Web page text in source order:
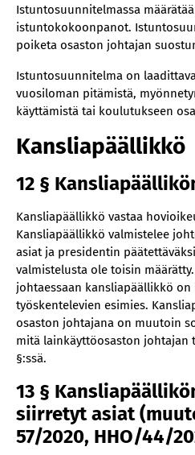
Istuntosuunnitelmassa
istuntokokoonpanot.
poiketa osaston johtajan
Istuntosuunnitelma on
vuosiloman pitämistä,
käyttämistä tai koulutukseen
Kansliapäällikkö
12 §
Kansliapäällikkö vastaa
Kansliapäällikkö valmistelee
asiat ja presidentin
valmistelusta ole toisin
johtaessaan kansliapäällikkö
työskentelevien esimies.
osaston johtajana on muutoin
mitä lainkäyttöosaston johtajan
§:ssä.
13 §
siirretyt asiat
57/2020, HHO/44/